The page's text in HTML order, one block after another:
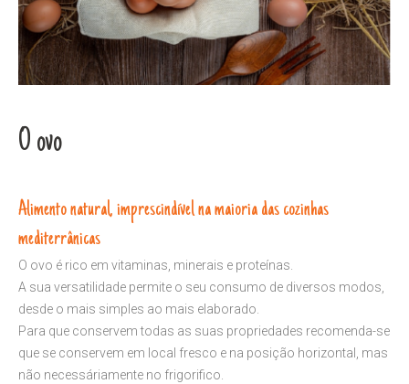
O ovo
Alimento natural, imprescindível na maioria das cozinhas
mediterrânicas
O ovo é rico em vitaminas, minerais e proteínas.
A sua versatilidade permite o seu consumo de diversos modos,
desde o mais simples ao mais elaborado.
Para que conservem todas as suas propriedades recomenda-se
que se conservem em local fresco e na posição horizontal, mas
não necessáriamente no frigorifico.